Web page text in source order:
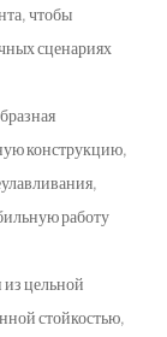
чтобы
сценариях
конструкцию,
работу
цельной
стойкостью,